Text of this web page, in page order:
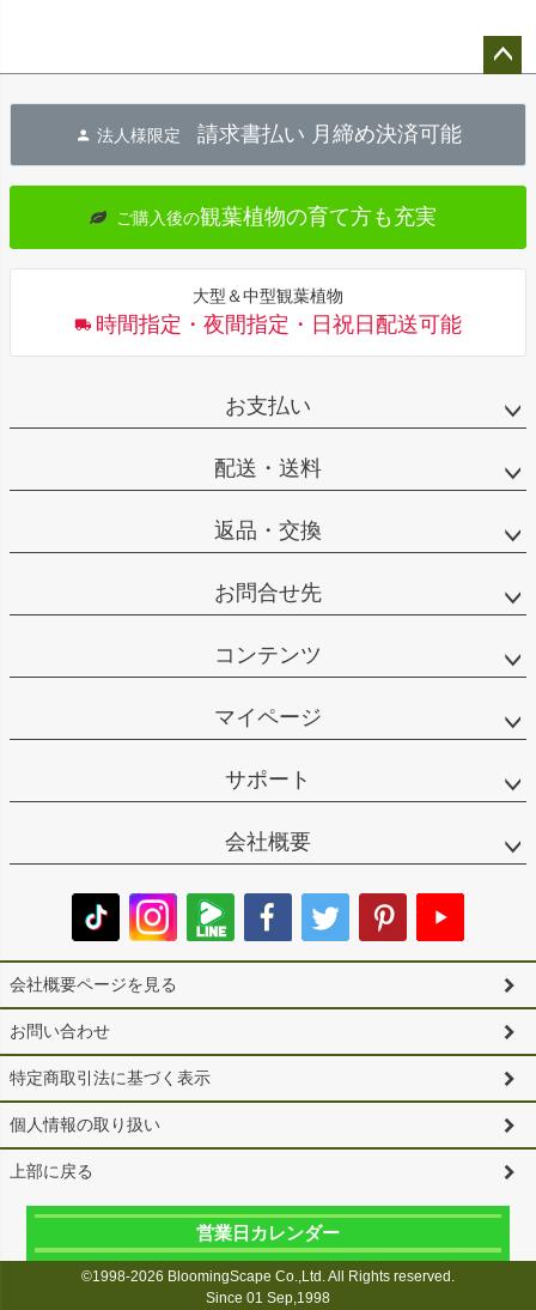
へ
法人様限定 請求書払い 月締め決済可能
ご購入後の観葉植物の育て方も充実
大型＆中型観葉植物
時間指定・夜間指定・日祝日配送可能
お支払い
配送・送料
返品・交換
お問合せ先
コンテンツ
マイページ
サポート
会社概要
会社概要ページを見る
お問い合わせ
特定商取引法に基づく表示
個人情報の取り扱い
上部に戻る
営業日カレンダー
©1998-2026 BloomingScape Co.,Ltd. All Rights reserved.
Since 01 Sep,1998